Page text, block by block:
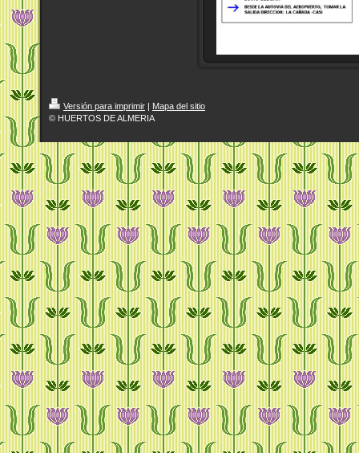
Versión para imprimir
Mapa del sitio
© HUERTOS DE ALMERIA